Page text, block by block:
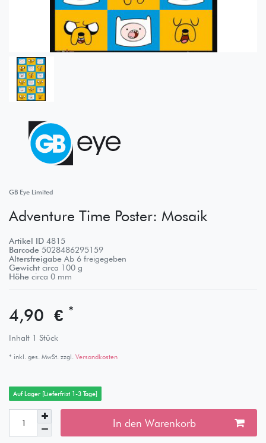
GB Eye Limited
Adventure Time Poster: Mosaik
Artikel ID 4815
Barcode 5028486295159
Altersfreigabe Ab 6 freigegeben
Gewicht circa 100 g
Höhe circa 0 mm
4,90 € *
Inhalt 1 Stück
* inkl. ges. MwSt. zzgl. Versandkosten
Auf Lager [Lieferfrist 1-3 Tage]
In den Warenkorb